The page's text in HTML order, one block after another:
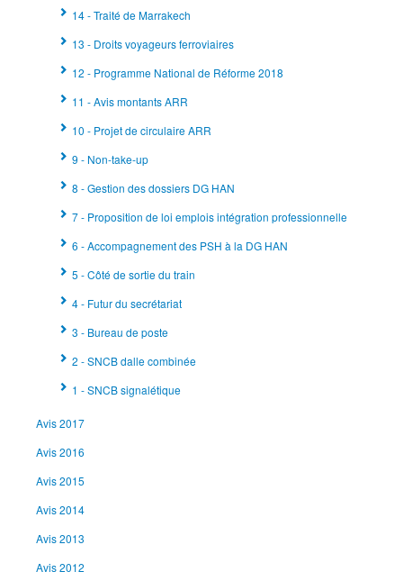
14 - Traité de Marrakech
13 - Droits voyageurs ferroviaires
12 - Programme National de Réforme 2018
11 - Avis montants ARR
10 - Projet de circulaire ARR
9 - Non-take-up
8 - Gestion des dossiers DG HAN
7 - Proposition de loi emplois intégration professionnelle
6 - Accompagnement des PSH à la DG HAN
5 - Côté de sortie du train
4 - Futur du secrétariat
3 - Bureau de poste
2 - SNCB dalle combinée
1 - SNCB signalétique
Avis 2017
Avis 2016
Avis 2015
Avis 2014
Avis 2013
Avis 2012